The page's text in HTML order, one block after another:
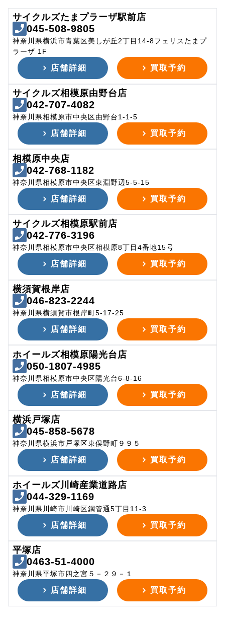
サイクルズたまプラーザ駅前店
045-508-9805
神奈川県横浜市青葉区美しが丘2丁目14-8フェリスたまプ
ラーザ 1F
店舗詳細 買取予約
サイクルズ相模原由野台店
042-707-4082
神奈川県相模原市中央区由野台1-1-5
店舗詳細 買取予約
相模原中央店
042-768-1182
神奈川県相模原市中央区東淵野辺5-5-15
店舗詳細 買取予約
サイクルズ相模原駅前店
042-776-3196
神奈川県相模原市中央区相模原8丁目4番地15号
店舗詳細 買取予約
横須賀根岸店
046-823-2244
神奈川県横須賀市根岸町5-17-25
店舗詳細 買取予約
ホイールズ相模原陽光台店
050-1807-4985
神奈川県相模原市中央区陽光台6-8-16
店舗詳細 買取予約
横浜戸塚店
045-858-5678
神奈川県横浜市戸塚区東俣野町９９５
店舗詳細 買取予約
ホイールズ川崎産業道路店
044-329-1169
神奈川県川崎市川崎区鋼管通5丁目11-3
店舗詳細 買取予約
平塚店
0463-51-4000
神奈川県平塚市四之宮５－２９－１
店舗詳細 買取予約